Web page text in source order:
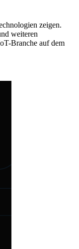
zeigen.
weiteren
Branche auf dem